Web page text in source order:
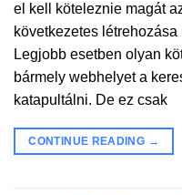
el kell köteleznie magát
következetes
Legjobb esetben olyan
bármely webhelyet a
katapultálni. De ez csak
CONTINUE READING →